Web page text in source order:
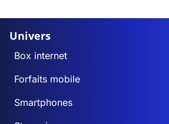
Univers
Box internet
Forfaits mobile
Smartphones